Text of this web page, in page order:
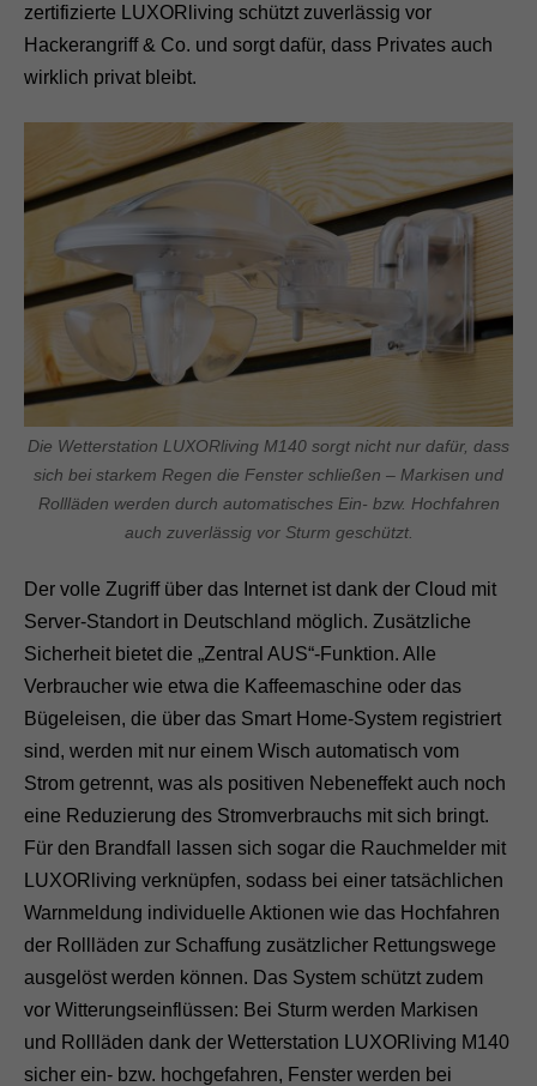
zertifizierte LUXORliving schützt zuverlässig vor
Hackerangriff & Co. und sorgt dafür, dass Privates auch
wirklich privat bleibt.
Die Wetterstation LUXORliving M140 sorgt nicht nur dafür, dass
sich bei starkem Regen die Fenster schließen – Markisen und
Rollläden werden durch automatisches Ein- bzw. Hochfahren
auch zuverlässig vor Sturm geschützt.
Der volle Zugriff über das Internet ist dank der Cloud mit
Server-Standort in Deutschland möglich. Zusätzliche
Sicherheit bietet die „Zentral AUS“-Funktion. Alle
Verbraucher wie etwa die Kaffeemaschine oder das
Bügeleisen, die über das Smart Home-System registriert
sind, werden mit nur einem Wisch automatisch vom
Strom getrennt, was als positiven Nebeneffekt auch noch
eine Reduzierung des Stromverbrauchs mit sich bringt.
Für den Brandfall lassen sich sogar die Rauchmelder mit
LUXORliving verknüpfen, sodass bei einer tatsächlichen
Warnmeldung individuelle Aktionen wie das Hochfahren
der Rollläden zur Schaffung zusätzlicher Rettungswege
ausgelöst werden können. Das System schützt zudem
vor Witterungseinflüssen: Bei Sturm werden Markisen
und Rollläden dank der Wetterstation LUXORliving M140
sicher ein- bzw. hochgefahren, Fenster werden bei